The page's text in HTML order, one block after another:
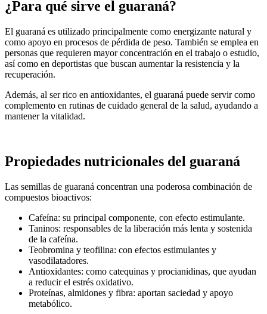
¿Para qué sirve el guaraná?
El guaraná es utilizado principalmente como energizante natural y
como apoyo en procesos de pérdida de peso. También se emplea en
personas que requieren mayor concentración en el trabajo o estudio,
así como en deportistas que buscan aumentar la resistencia y la
recuperación.
Además, al ser rico en antioxidantes, el guaraná puede servir como
complemento en rutinas de cuidado general de la salud, ayudando a
mantener la vitalidad.
Propiedades nutricionales del guaraná
Las semillas de guaraná concentran una poderosa combinación de
compuestos bioactivos:
Cafeína: su principal componente, con efecto estimulante.
Taninos: responsables de la liberación más lenta y sostenida
de la cafeína.
Teobromina y teofilina: con efectos estimulantes y
vasodilatadores.
Antioxidantes: como catequinas y procianidinas, que ayudan
a reducir el estrés oxidativo.
Proteínas, almidones y fibra: aportan saciedad y apoyo
metabólico.